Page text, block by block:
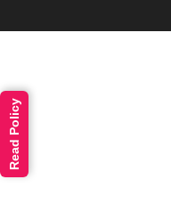
Read Policy